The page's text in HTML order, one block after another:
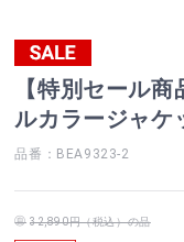
【特別セール
ルカラージャケ
品番：BEA9323-2
32,890円（税込）の品